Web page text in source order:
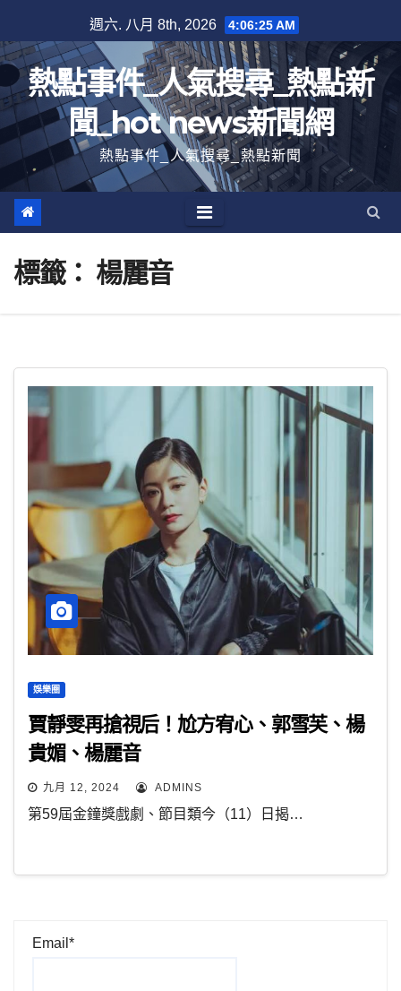
至
內
容
週六. 八月 8th, 2026 4:06:25 AM
熱點事件_人氣搜尋_熱點新
聞_hot news新聞網
熱點事件_人氣搜尋_熱點新聞
標籤： 楊麗音
娛樂圈
賈靜雯再搶視后！尬方宥心、郭雪芙、楊
貴媚、楊麗音
九月 12, 2024 ADMINS
第59屆金鐘獎戲劇、節目類今（11）日揭…
Email*